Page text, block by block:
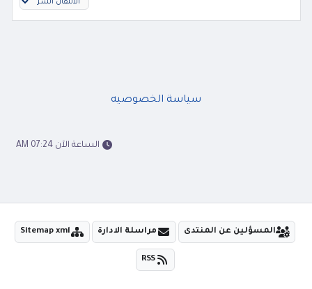
سياسة الخصوصيه
الساعة الآن 07:24 AM
المسؤلين عن المنتدى مراسلة الادارة Sitemap xml
RSS